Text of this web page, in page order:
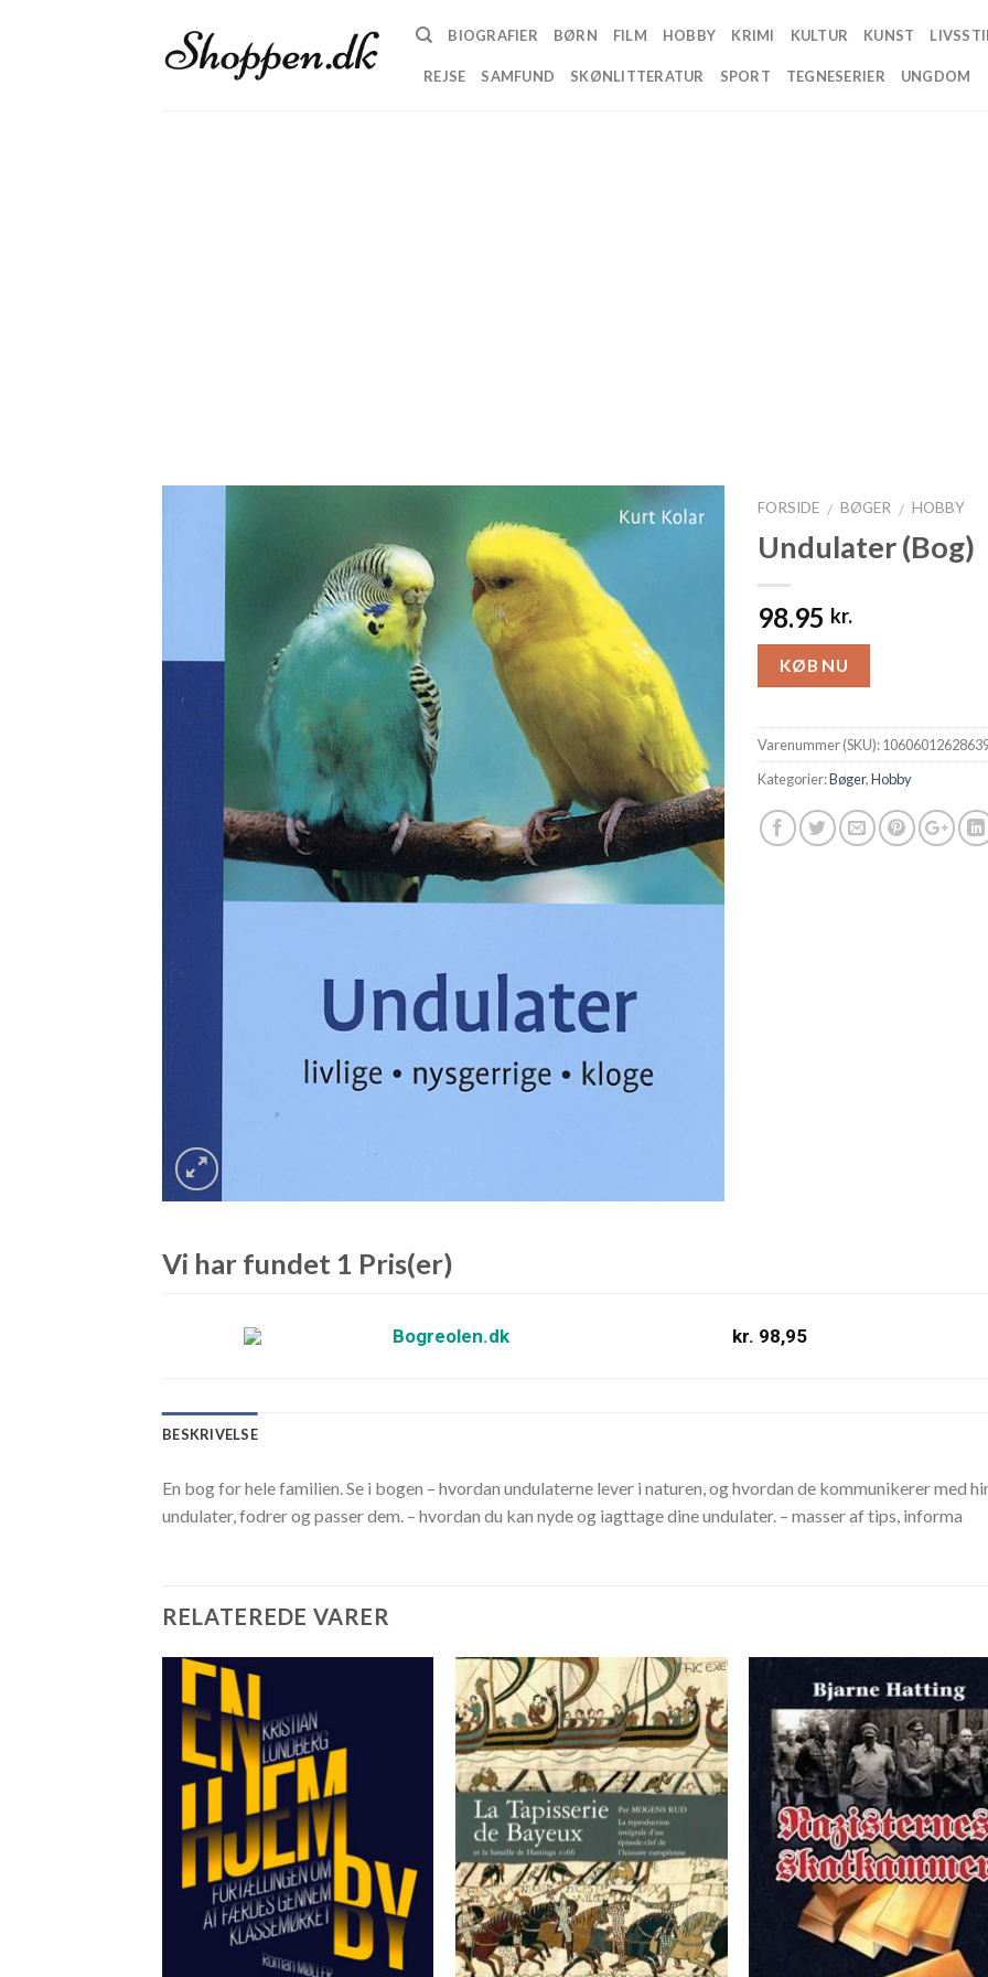
BIOGRAFIER BØRN FILM HOBBY KRIMI KULTUR KUNST
REJSE SAMFUND SKØNLITTERATUR SPORT TEGNESERIER UNGDOM
FORSIDE / BØGER / HOBBY
Undulater (Bog)
98.95 kr.
KØB NU
Varenummer (SKU):
Kategorier:Bøger,Hobby
Vi har fundet 1 Pris(er)
Bogreolen.dk kr. 98,95
BESKRIVELSE
En bog for hele familien. Se i bogen – hvordan undulaterne lever i naturen, og hvordan de kommunikerer med
undulater, fodrer og passer dem. – hvordan du kan nyde og iagttage dine undulater. – masser af tips, informa
RELATEREDE VARER